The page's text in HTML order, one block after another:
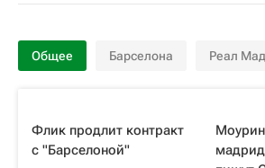
Общее Барселона Реал
Флик продлит контракт
с "Барселоной"